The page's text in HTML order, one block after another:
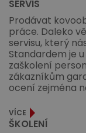
SERVIS
Prodávat
práce. Daleko
servisu, který
Standardem je
zaškolení
zákazníkům
ocení zejména
VÍCE
ŠKOLENÍ